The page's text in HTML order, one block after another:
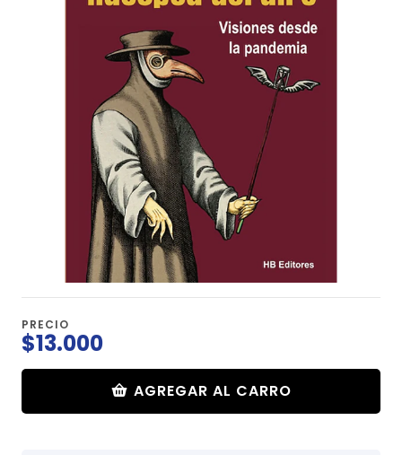
PRECIO
$13.000
AGREGAR AL CARRO